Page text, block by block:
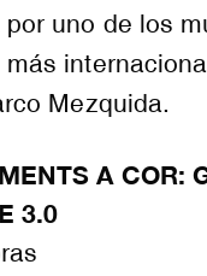
uno de los
Mezquida.
A COR:
3.0